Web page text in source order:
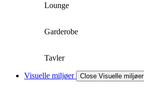
Lounge
Garderobe
Tavler
Visuelle miljøer Close Visuelle miljøer